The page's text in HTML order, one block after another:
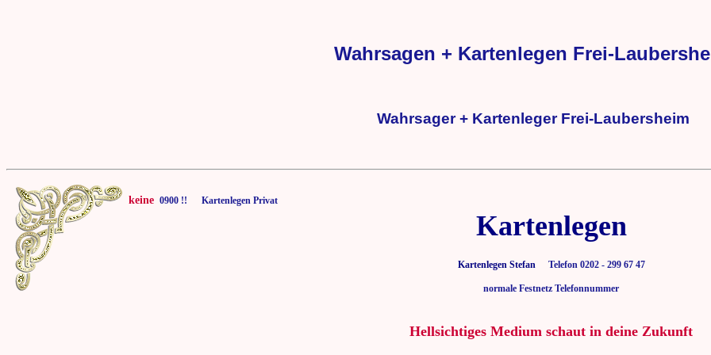
Wahrsagen + Kartenlegen Frei-
Wahrsager + Kartenleger Frei-Laubersheim
keine 0900 !! Kartenlegen Privat
Kartenlegen
Kartenlegen Stefan Telefon 0202 - 299 67 47
normale Festnetz Telefonnummer
Hellsichtiges Medium schaut in deine Zukunft